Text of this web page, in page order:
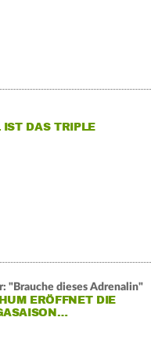
IST DAS TRIPLE
"Brauche dieses Adrenalin"
ERÖFFNET DIE